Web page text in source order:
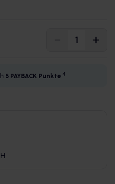
5 PAYBACK Punkte 4